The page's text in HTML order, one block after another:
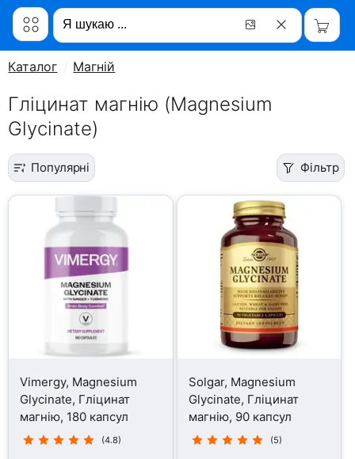
Каталог Магній
Гліцинат магнію (Magnesium
Glycinate)
Популярні Фільтр
Vimergy, Magnesium
Glycinate, Гліцинат
магнію, 180 капсул
(4.8)
Solgar, Magnesium
Glycinate, Гліцинат
магнію, 90 капсул
(5)